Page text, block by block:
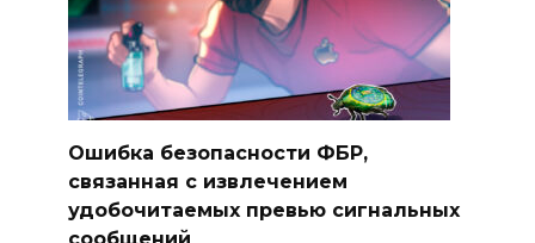
Ошибка безопасности ФБР,
связанная с извлечением
удобочитаемых превью сигнальных